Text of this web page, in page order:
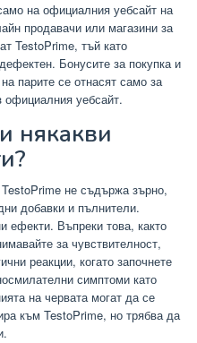
на официалния уебсайт на
продавачи или магазини за
TestoPrime, тъй като
Бонусите за покупка и
парите се отнасят само за
официалния уебсайт.
някакви
не съдържа зърно,
добавки и пълнители.
ефекти. Въпреки това, както
за чувствителност,
реакции, когато започнете
симптоми като
на червата могат да се
към TestoPrime, но трябва да